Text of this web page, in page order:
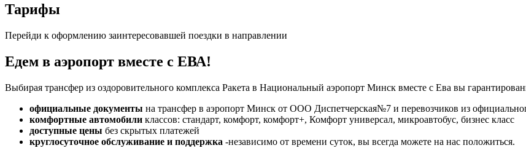
Тарифы
Перейди к оформлению заинтересовавшей поездки в направлении
Едем в аэропорт вместе с ЕВА!
Выбирая трансфер из оздоровительного комплекса Ракета в Национальный аэропорт Минск вместе с Ева вы
официальные документы на трансфер в аэропорт Минск от ООО Диспетчерская№7 и перевозчиков из
комфортные автомобили классов: стандарт, комфорт, комфорт+, Комфорт универсал, микроавтобус, бизнес класс
доступные цены без скрытых платежей
круглосуточное обслуживание и поддержка -независимо от времени суток, вы всегда можете на нас положиться.